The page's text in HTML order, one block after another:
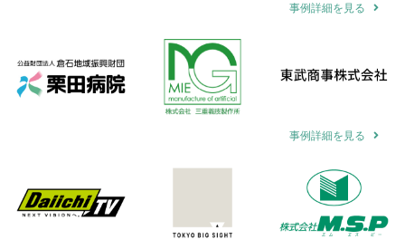
事例詳細を見る
事例詳細を見る